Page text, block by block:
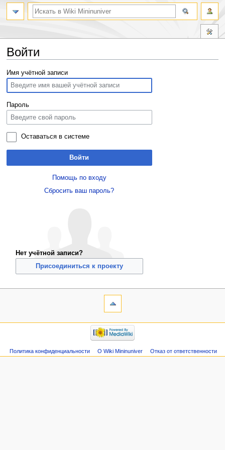
Войти
Перейти
навигации
Перейти
поиску
Имя учётной записи
Пароль
Оставаться в системе
Войти
Помощь по входу
Сбросить ваш пароль?
Нет учётной записи?
Присоединиться к проекту
Политика конфиденциальности О Wiki Mininuniver Отказ от ответственности